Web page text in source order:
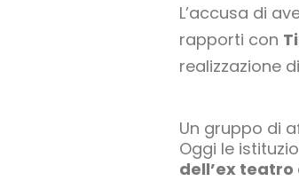
L’accusa di
rapporti con
realizzazione di
Un gruppo di
Oggi le
dell’ex